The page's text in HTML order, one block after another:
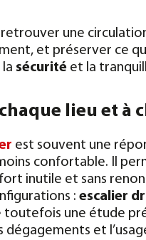
retrouver une
et préserver ce
la sécurité et la
lieu et à
est souvent une
confortable. Il
inutile et sans
:escalier
une étude
dégagements et